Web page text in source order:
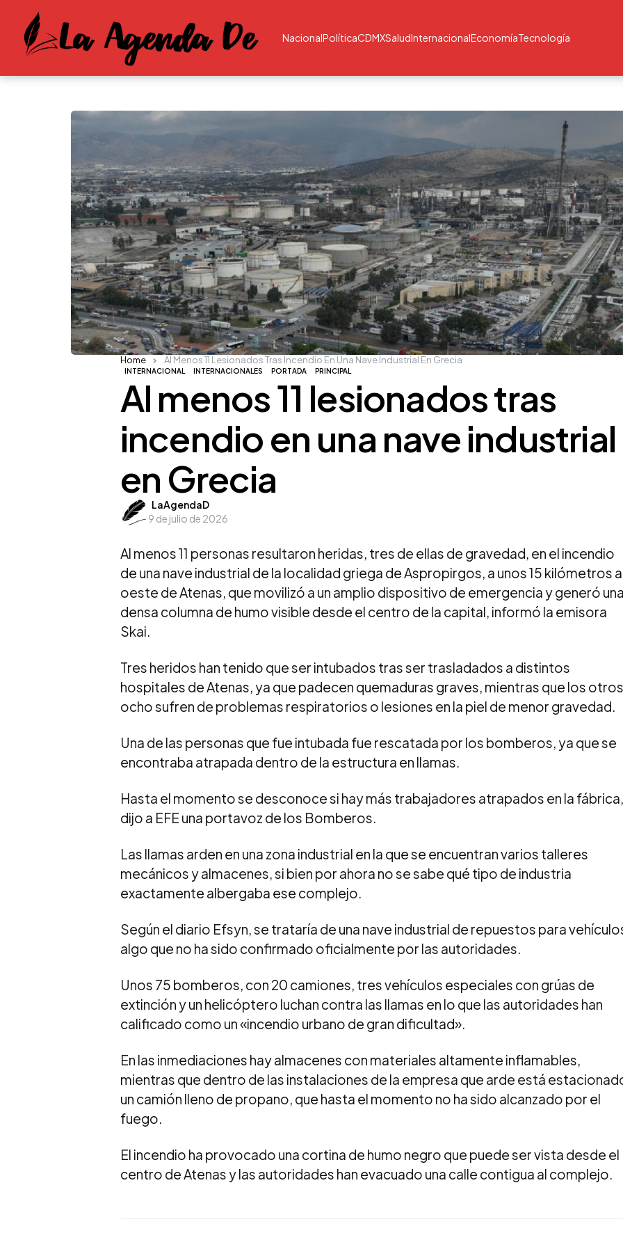
NacionalPolíticaCDMXSaludInternacionalEconomíaTecnología
INTERNACIONAL INTERNACIONALES PORTADA PRINCIPAL
Al menos 11 lesionados tras
incendio en una nave industrial
en Grecia
Posted
by
LaAgendaD
9 de julio de 2026
Home Al Menos 11 Lesionados Tras Incendio En Una Nave Industrial En Grecia
Al menos 11 personas resultaron heridas, tres de ellas de gravedad, en el incendio
de una nave industrial de la localidad griega de Aspropirgos, a unos 15 kilómetros
oeste de Atenas, que movilizó a un amplio dispositivo de emergencia y generó
densa columna de humo visible desde el centro de la capital, informó la emisora
Skai.
Tres heridos han tenido que ser intubados tras ser trasladados a distintos
hospitales de Atenas, ya que padecen quemaduras graves, mientras que los otros
ocho sufren de problemas respiratorios o lesiones en la piel de menor gravedad.
Una de las personas que fue intubada fue rescatada por los bomberos, ya que se
encontraba atrapada dentro de la estructura en llamas.
Hasta el momento se desconoce si hay más trabajadores atrapados en la fábrica,
dijo a EFE una portavoz de los Bomberos.
Las llamas arden en una zona industrial en la que se encuentran varios talleres
mecánicos y almacenes, si bien por ahora no se sabe qué tipo de industria
exactamente albergaba ese complejo.
Según el diario Efsyn, se trataría de una nave industrial de repuestos para
algo que no ha sido confirmado oficialmente por las autoridades.
Unos 75 bomberos, con 20 camiones, tres vehículos especiales con grúas de
extinción y un helicóptero luchan contra las llamas en lo que las autoridades han
calificado como un «incendio urbano de gran dificultad».
En las inmediaciones hay almacenes con materiales altamente inflamables,
mientras que dentro de las instalaciones de la empresa que arde está
un camión lleno de propano, que hasta el momento no ha sido alcanzado por el
fuego.
El incendio ha provocado una cortina de humo negro que puede ser vista desde el
centro de Atenas y las autoridades han evacuado una calle contigua al complejo.